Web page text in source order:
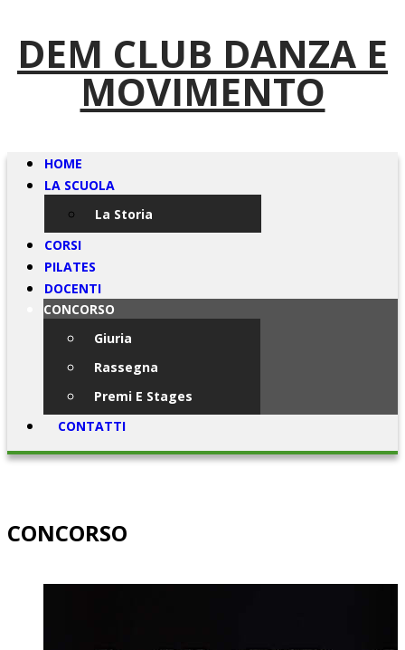
DEM CLUB DANZA E
MOVIMENTO
HOME
LA SCUOLA
La Storia
CORSI
PILATES
DOCENTI
CONCORSO
Giuria
Rassegna
Premi E Stages
CONTATTI
CONCORSO